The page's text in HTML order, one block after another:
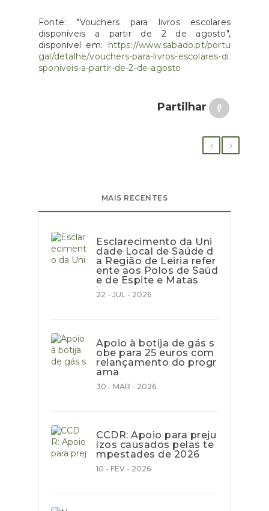
Fonte: "Vouchers para livros escolares
disponíveis a partir de 2 de agosto",
disponível em:
https://www.sabado.pt/portu
gal/detalhe/vouchers-para-livros-escolares-di
sponiveis-a-partir-de-2-de-agosto
Partilhar
MAIS RECENTES
Esclarecimento da Uni
dade Local de Saúde d
a Região de Leiria refer
ente aos Polos de Saúd
e de Espite e Matas
22 - JUL - 2026
Apoio à botija de gás s
obe para 25 euros com
relançamento do progr
ama
30 - MAR - 2026
CCDR: Apoio para preju
ízos causados pelas te
mpestades de 2026
10 - FEV - 2026